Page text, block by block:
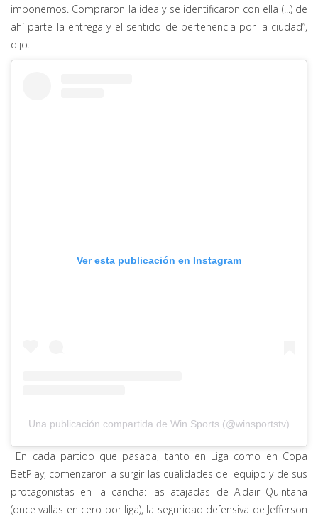
imponemos. Compraron la idea y se identificaron con ella (...) de
ahí parte la entrega y el sentido de pertenencia por la ciudad”,
dijo.
Ver esta publicación en Instagram
Una publicación compartida de Win Sports (@winsportstv)
En cada partido que pasaba, tanto en Liga como en Copa
BetPlay, comenzaron a surgir las cualidades del equipo y de sus
protagonistas en la cancha: las atajadas de Aldair Quintana
(once vallas en cero por liga), la seguridad defensiva de Jefferson